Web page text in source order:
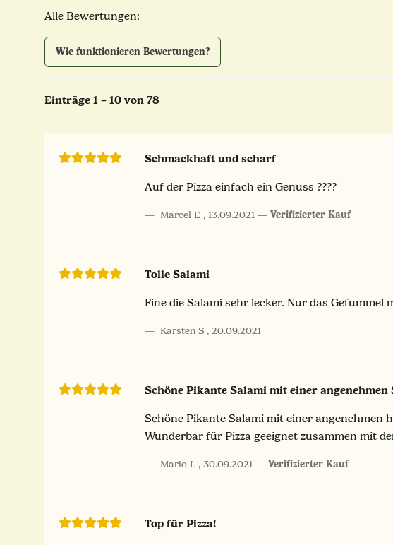
Alle Bewertungen:
Wie funktionieren Bewertungen?
Einträge 1 – 10 von 78
Schmackhaft und scharf
Auf der Pizza einfach ein Genuss ????
Marcel E , 13.09.2021 Verifizierter Kauf
Tolle Salami
Fine die Salami sehr lecker. Nur das Gefummel
Karsten S , 20.09.2021
Schöne Pikante Salami mit einer angenehmen
Schöne Pikante Salami mit einer angenehmen
Wunderbar für Pizza geeignet zusammen mit
Mario L , 30.09.2021 Verifizierter Kauf
Top für Pizza!